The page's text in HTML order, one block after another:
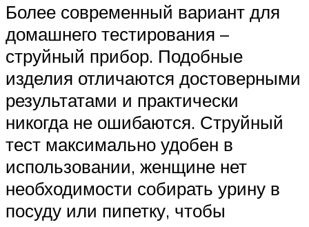
Более современный вариант для
домашнего тестирования –
струйный прибор. Подобные
изделия отличаются достоверными
результатами и практически
никогда не ошибаются. Струйный
тест максимально удобен в
использовании, женщине нет
необходимости собирать урину в
посуду или пипетку, чтобы